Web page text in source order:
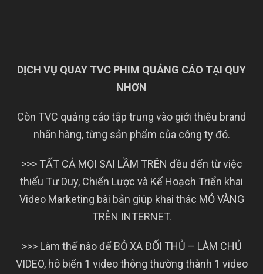
DỊCH VỤ QUAY TVC PHIM QUẢNG CÁO TẠI QUY
NHƠN
Còn TVC quảng cáo tập trung vào giới thiệu brand
nhãn hàng, từng sản phẩm của công ty đó.
>>> TẤT CẢ MỌI SAI LẦM TRÊN đều đến từ việc
thiếu Tư Duy, Chiến Lược và Kế Hoạch Triển khai
Video Marketing bài bản giúp khai thác MỎ VÀNG
TRÊN INTERNET.
>>> Làm thế nào để BỎ XA ĐỐI THỦ – LÀM CHỦ
VIDEO, hô biến 1 video thông thường thành 1 video